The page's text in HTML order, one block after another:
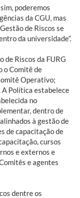
poderemos
da CGU, mas
de Riscos se
da universidade”.
de Riscos da FURG
o Comitê de
Operativo;
A Política estabelece
no
dentro de
à gestão de
de capacitação de
cursos
e externos e
e agentes
dentre os